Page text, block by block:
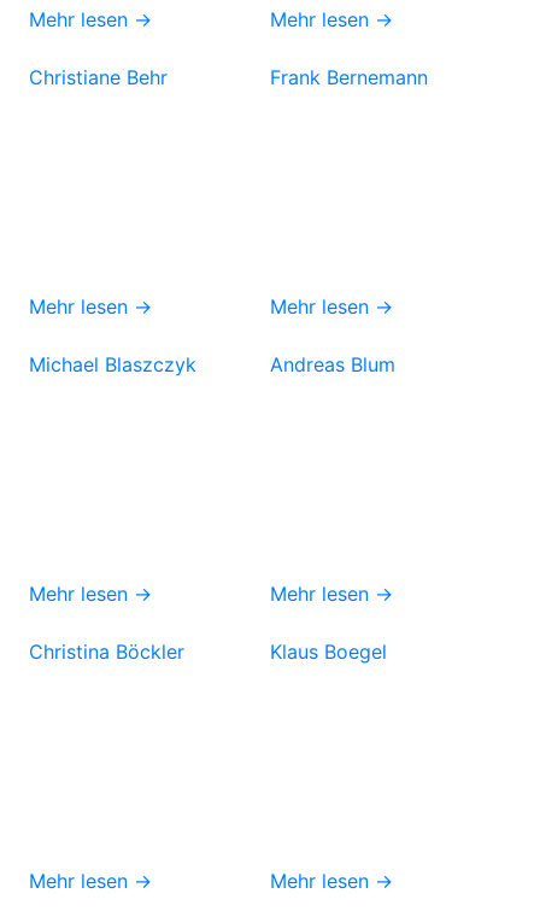
Mehr lesen → Mehr lesen →
Christiane Behr
Mehr lesen →
Frank Bernemann
Mehr lesen →
Michael Blaszczyk
Mehr lesen →
Andreas Blum
Mehr lesen →
Christina Böckler
Mehr lesen →
Klaus Boegel
Mehr lesen →